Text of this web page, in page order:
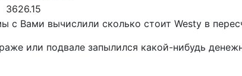
3626.15
с Вами вычислили сколько стоит Westy в
или подвале запылился какой-нибудь